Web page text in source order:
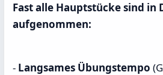
Fast alle Hauptstücke sind in
aufgenommen:
- Langsames Übungstempo